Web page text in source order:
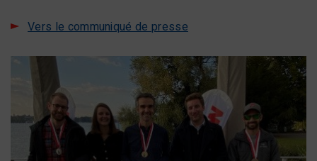
Vers le communiqué de presse